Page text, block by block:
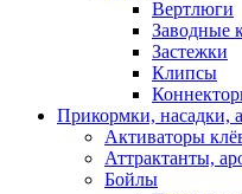
Вертлюги
Заводные
Застежки
Клипсы
Прикормки, насадки,
Активаторы
Аттрактанты,
Бойлы